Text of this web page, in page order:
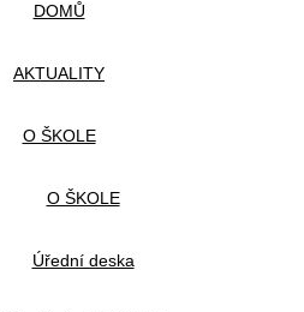
DOMŮ
AKTUALITY
O ŠKOLE
O ŠKOLE
Úřední deska